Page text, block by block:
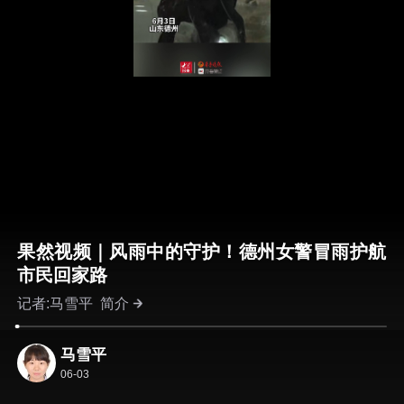
果然视频｜风雨中的守护！德州女警冒雨护航
市民回家路
记者:马雪平简介
马雪平
06-03